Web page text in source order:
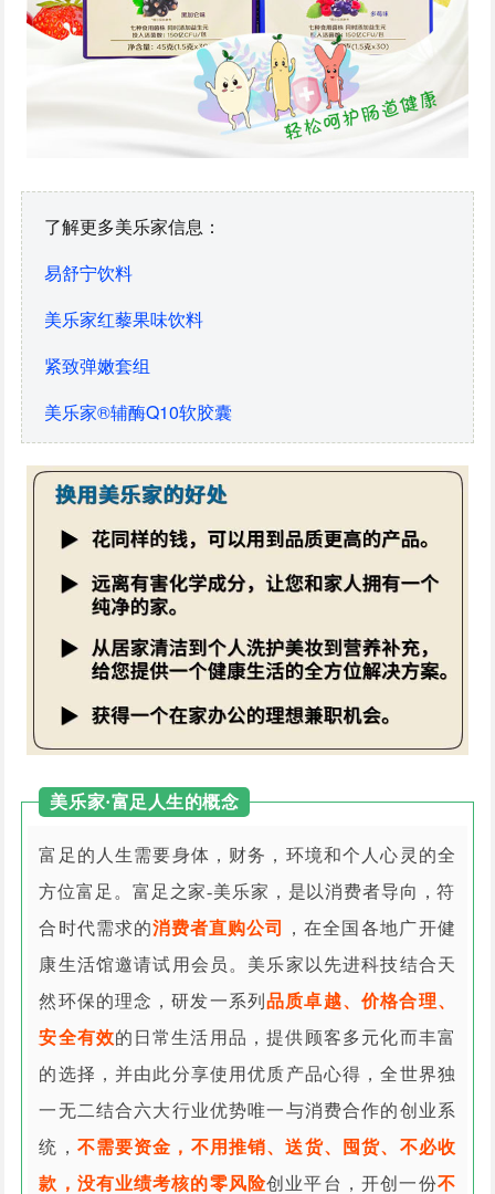
了解更多美乐家信息：
易舒宁饮料
美乐家红藜果味饮料
紧致弹嫩套组
美乐家®辅酶Q10软胶囊
美乐家·富足人生的概念
富足的人生需要身体，财务，环境和个人心灵的全
方位富足。富足之家-美乐家，是以消费者导向，符
合时代需求的消费者直购公司
，在全国各地广开健
康生活馆邀请试用会员。美乐家以先进科技结合天
然环保的理念，研发一系列 品质卓越、价格合理、
安全有效的日常生活用品，提供顾客多元化而丰富
的选择，并由此分享使用优质产品心得，全世界独
一无二结合六大行业优势唯一与消费合作的创业系
统， 不需要资金，不用推销、送货、囤货、不必收
款，没有业绩考核的零风险创业平台，开创一份不